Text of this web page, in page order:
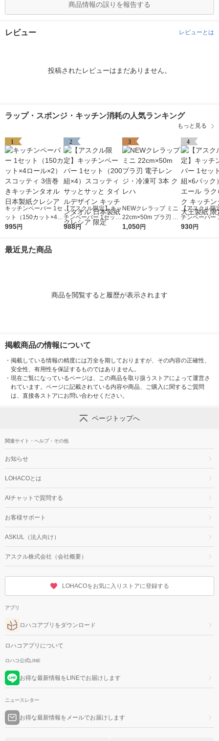
商品情報の誤りを報告する
レビュー レビューとは
投稿されたレビューはまだありません。
ラップ・スポンジ・キッチン消耗の人気ランキング
もっと見る
1
キッチンペーパー 1セ
ット（150カット×4ロ
ール×2） スコッティ
995円
2
【アスクル限定】キッ
チンペーパー 1セット
（200組×4）スコッテ
988円
3
NEWクレラップ ミニ
22cm×50m プラ刃 電
子レンジ・冷凍可 3本
1,050円
4
【アスクル限
チンペーパー
（100組×6パ
930円
最近見た商品
商品を閲覧すると履歴が表示されます
掲載商品の情報について
・ 掲載している情報の精度には万全を期しておりますが、その内容の正確性、
安全性、有用性を保証するものではありません。
・ 現在ご覧になっているページは、この商品を取り扱うストアによって運営さ
れています。ページに記載されている内容や商品、ご購入に関するご質問
は、直接各ストアにお問い合わせください。
ページトップへ
関連サイト・ヘルプ・その他
お知らせ
LOHACOとは
AIチャットで質問する
お客様サポート
ASKUL（法人向け）
アスクル株式会社（会社概要）
LOHACOをお気に入りストアに登録する
アプリ
ロハコアプリをダウンロード
ロハコアプリについて
ロハコ公式LINE
お得な最新情報をLINEでお届けします
ニュースレター
お得な最新情報をメールでお届けします